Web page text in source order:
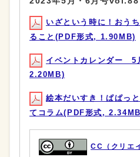
いざという時に！おう
ること(PDF形式, 1.90MB)
イベントカレンダー 5
2.20MB)
絵本だいすき！ぱぱっ
てコラム(PDF形式,
CC（クリエ